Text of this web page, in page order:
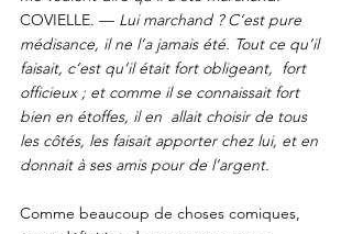
COVIELLE. — Lui marchand ? C’est pure
médisance, il ne l’a jamais été. Tout ce qu’il
faisait, c’est qu’il était fort obligeant,  fort
officieux ; et comme il se connaissait fort
bien en étoffes, il en  allait choisir de tous
les côtés, les faisait apporter chez lui, et en
donnait à ses amis pour de l’argent.
Comme beaucoup de choses comiques,